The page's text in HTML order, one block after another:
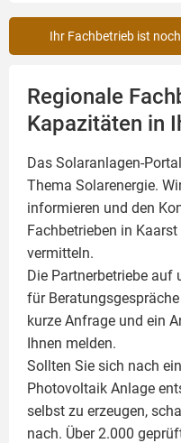
Ihr Fachbetrieb ist
Regionale
Kapazitäten in
Das Solaranlagen-
Thema Solarenergie.
informieren und den
Fachbetrieben in
vermitteln.
Die Partnerbetriebe auf
für
kurze Anfrage und ein
Ihnen melden.
Sollten Sie sich nach
Photovoltaik Anlage
selbst zu erzeugen,
nach. Über 2.000